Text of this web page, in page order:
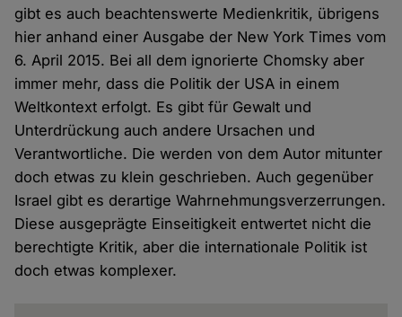
gibt es auch beachtenswerte Medienkritik, übrigens
hier anhand einer Ausgabe der New York Times vom
6. April 2015. Bei all dem ignorierte Chomsky aber
immer mehr, dass die Politik der USA in einem
Weltkontext erfolgt. Es gibt für Gewalt und
Unterdrückung auch andere Ursachen und
Verantwortliche. Die werden von dem Autor mitunter
doch etwas zu klein geschrieben. Auch gegenüber
Israel gibt es derartige Wahrnehmungsverzerrungen.
Diese ausgeprägte Einseitigkeit entwertet nicht die
berechtigte Kritik, aber die internationale Politik ist
doch etwas komplexer.